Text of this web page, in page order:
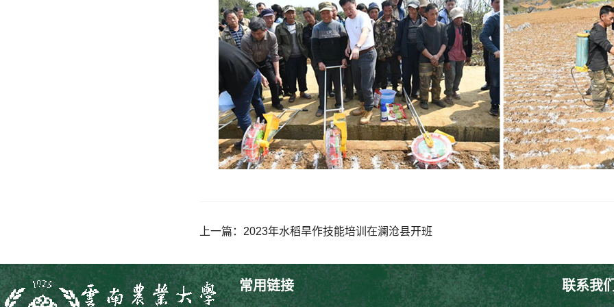
上一篇： 2023年水稻旱作技能培训在澜沧县开班
常用链接 联系我